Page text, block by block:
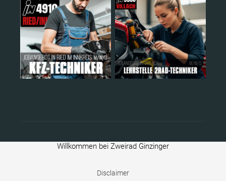
Willkommen bei Zweirad Ginzinger
Disclaimer